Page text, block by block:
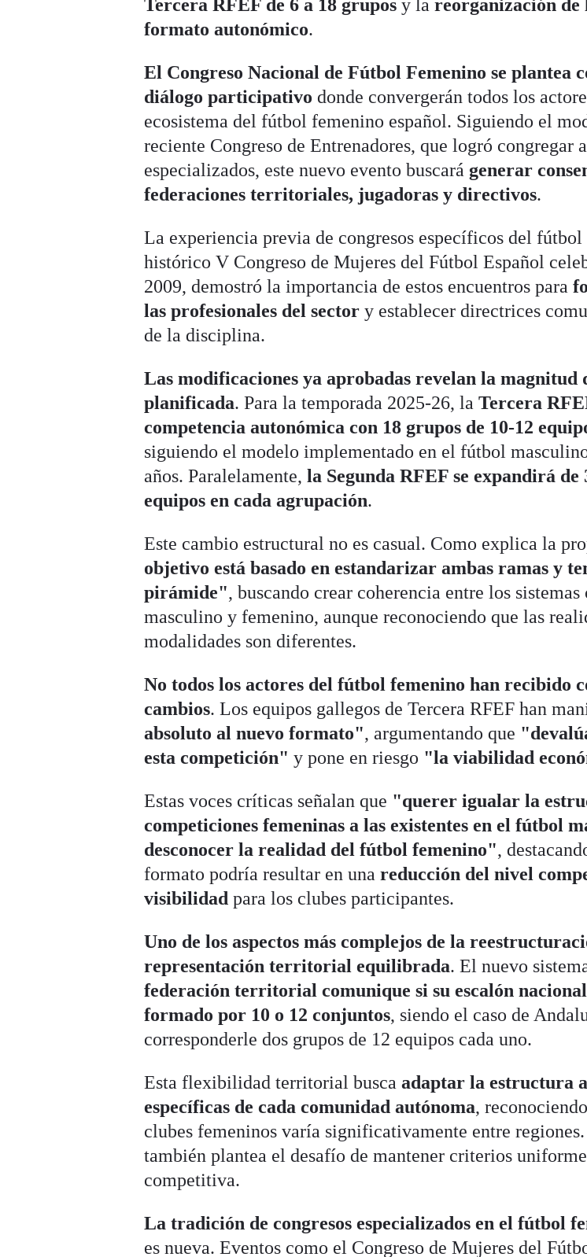
Tercera RFEF de 6 a 18 grupos y lareorganización de
formato autonómico.
El Congreso Nacional de Fútbol Femenino se plantea
diálogo participativo donde convergerán todos los
ecosistema del fútbol femenino español. Siguiendo el
reciente Congreso de Entrenadores, que logró congregar
especializados, este nuevo evento buscará generar
federaciones territoriales, jugadoras y directivos.
La experiencia previa de congresos específicos del
histórico V Congreso de Mujeres del Fútbol Español
2009, demostró la importancia de estos encuentros para
las profesionales del sector y establecer directrices
de la disciplina.
Las modificaciones ya aprobadas revelan la
planificada. Para la temporada 2025-26, laTercera
competencia autonómica con 18 grupos de 10-12
siguiendo el modelo implementado en el fútbol
años. Paralelamente,la Segunda RFEF se expandirá de
equipos en cada agrupación.
Este cambio estructural no es casual. Como explica la
objetivo está basado en estandarizar ambas ramas y
pirámide", buscando crear coherencia entre los
masculino y femenino, aunque reconociendo que las
modalidades son diferentes.
No todos los actores del fútbol femenino han recibido
cambios. Los equipos gallegos de Tercera RFEF han
absoluto al nuevo formato", argumentando que
esta competición" y pone en riesgo "la viabilidad
Estas voces críticas señalan que "querer igualar la
competiciones femeninas a las existentes en el fútbol
desconocer la realidad del fútbol femenino",
formato podría resultar en unareducción del nivel
visibilidad para los clubes participantes.
Uno de los aspectos más complejos de la
representación territorial equilibrada. El nuevo
federación territorial comunique si su escalón
formado por 10 o 12 conjuntos, siendo el caso de
corresponderle dos grupos de 12 equipos cada uno.
Esta flexibilidad territorial buscaadaptar la estructura
específicas de cada comunidad autónoma,
clubes femeninos varía significativamente entre
también plantea el desafío de mantener criterios
competitiva.
La tradición de congresos especializados en el fútbol
es nueva. Eventos como el Congreso de Mujeres del